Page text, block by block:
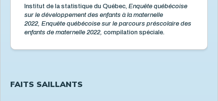
Institut de la statistique du Québec, Enquête québécoise
sur le développement des enfants à la maternelle
2022, Enquête québécoise sur le parcours préscolaire des
enfants de maternelle 2022, compilation spéciale.
FAITS SAILLANTS